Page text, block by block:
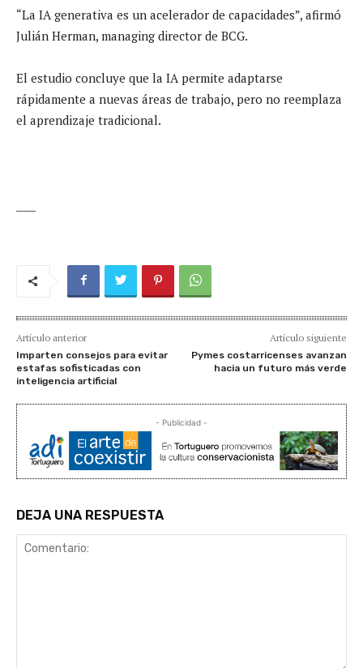
“La IA generativa es un acelerador de capacidades”, afirmó
Julián Herman, managing director de BCG.
El estudio concluye que la IA permite adaptarse
rápidamente a nuevas áreas de trabajo, pero no reemplaza
el aprendizaje tradicional.
Artículo anterior
Imparten consejos para evitar
estafas sofisticadas con
inteligencia artificial
Artículo siguiente
Pymes costarricenses avanzan
hacia un futuro más verde
- Publicidad -
DEJA UNA RESPUESTA